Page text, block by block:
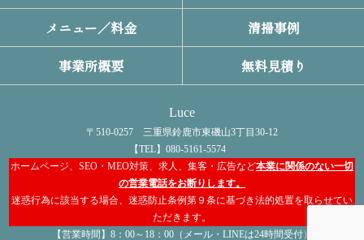
メニュー／料金
清掃事例
事業所概要
無料見積り
Luce
〒510-0257 三重県鈴鹿市東磯山3丁目30-12
【TEL】080-5161-5574
ホームページ、SEO・MEO対策、求人、集客・広告など本業に関係のない一切
の営業電話をお断りします。
迷惑行為に該当する場合、迷惑防止条例第９条に基づき法的処置を取らせてい
ただきます。
【営業時間】8：00～18：00（メール・LINEは24時間受付）